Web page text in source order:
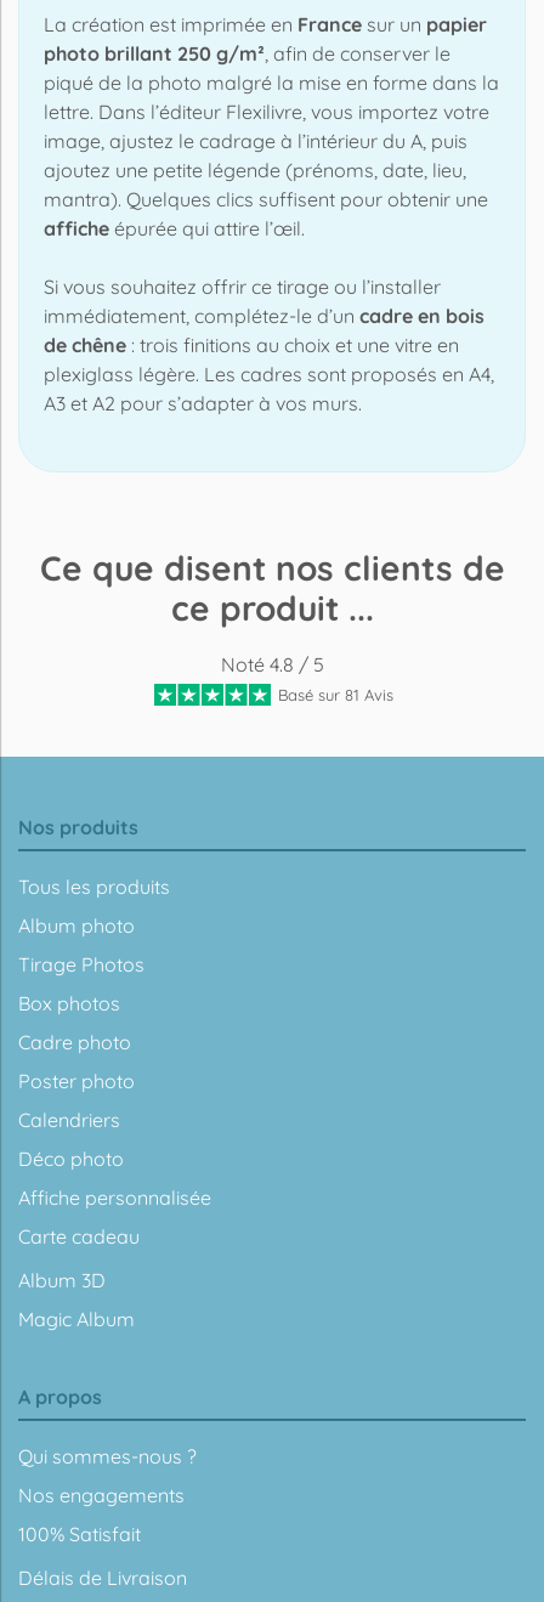
La création est imprimée en France sur un papier
photo brillant 250 g/m² , afin de conserver le
piqué de la photo malgré la mise en forme dans la
lettre. Dans l’éditeur Flexilivre, vous importez votre
image, ajustez le cadrage à l’intérieur du A, puis
ajoutez une petite légende (prénoms, date, lieu,
mantra). Quelques clics suffisent pour obtenir une
affiche épurée qui attire l’œil.
Si vous souhaitez offrir ce tirage ou l’installer
immédiatement, complétez-le d’un cadre en bois
de chêne : trois finitions au choix et une vitre en
plexiglass légère. Les cadres sont proposés en A4,
A3 et A2 pour s’adapter à vos murs.
Ce que disent nos clients de
ce produit ...
Noté 4.8 / 5
Basé sur 81 Avis
Nos produits
Tous les produits
Album photo
Tirage Photos
Box photos
Cadre photo
Poster photo
Calendriers
Déco photo
Affiche personnalisée
Carte cadeau
Album 3D
Magic Album
A propos
Qui sommes-nous ?
Nos engagements
100% Satisfait
Délais de Livraison